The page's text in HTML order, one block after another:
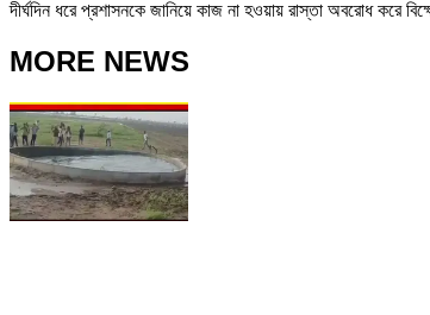
দীর্ঘদিন ধরে প্রশাসনকে জানিয়ে কাজ না হওয়ায় রাস্তা অবরোধ করে
MORE NEWS